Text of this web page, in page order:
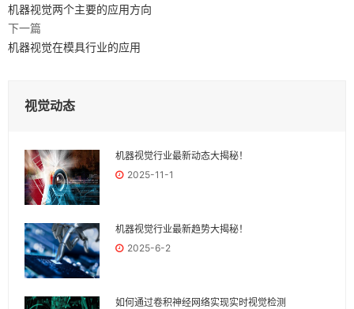
机器视觉两个主要的应用方向
下一篇
机器视觉在模具行业的应用
视觉动态
机器视觉行业最新动态大揭秘！
2025-11-1
机器视觉行业最新趋势大揭秘！
2025-6-2
如何通过卷积神经网络实现实时视觉检测